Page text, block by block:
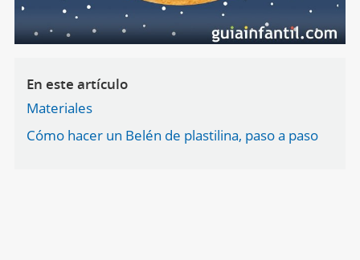
En este artículo
Materiales
Cómo hacer un Belén de plastilina, paso a paso